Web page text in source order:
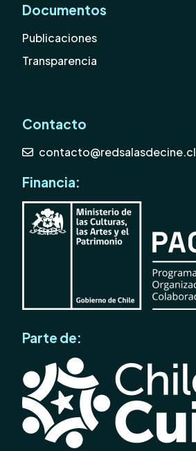
Documentos
Publicaciones
Transparencia
Contacto
contacto@redsalasdecine.cl
Financia:
Parte de: